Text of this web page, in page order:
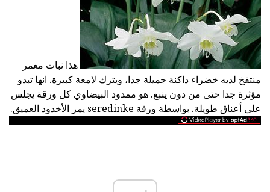
هذا نبات معمر
منتفخ لديه خضراء داكنة جميلة جدا، ويترك لامعة كبيرة. انها تبدو
مؤثرة جدا حتى من دون ينبع. هو ممدود البيضاوي كل ورقة يجلس
على أعناق طويلة. بواسطة ورقة seredinke يمر الأخدود العميق.